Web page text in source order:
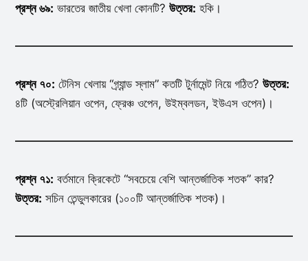
প্রশ্ন ৬৯: ভারতের জাতীয় খেলা কোনটি? উত্তর: হকি।
প্রশ্ন ৭০: টেনিস খেলায় “গ্র্যান্ড স্লাম” কতটি টুর্নামেন্ট নিয়ে গঠিত? উত্তর:
৪টি (অস্ট্রেলিয়ান ওপেন, ফ্রেঞ্চ ওপেন, উইম্বলডন, ইউএস ওপেন)।
প্রশ্ন ৭১: বর্তমানে ক্রিকেটে “সবচেয়ে বেশি আন্তর্জাতিক শতক” কার?
উত্তর: সচিন তেন্ডুলকারের (১০০টি আন্তর্জাতিক শতক)।